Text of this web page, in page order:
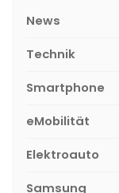
News
Technik
Smartphone
eMobilität
Elektroauto
Samsung